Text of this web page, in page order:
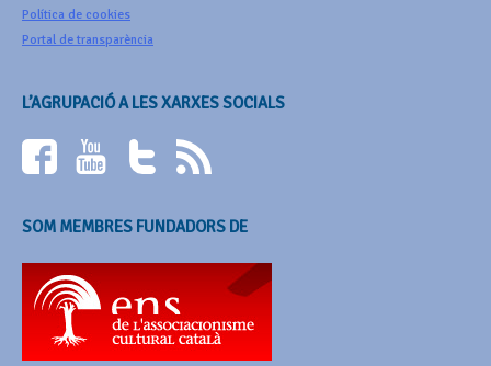
Política de cookies
Portal de transparència
L’AGRUPACIÓ A LES XARXES SOCIALS
SOM MEMBRES FUNDADORS DE